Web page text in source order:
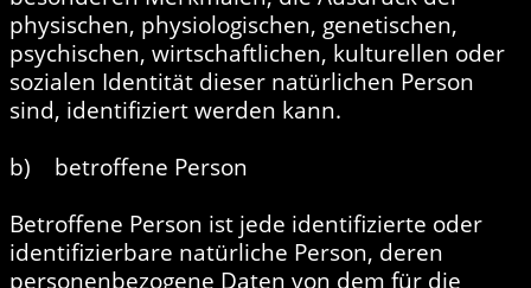
physischen, physiologischen, genetischen,
psychischen, wirtschaftlichen, kulturellen oder
sozialen Identität dieser natürlichen Person
sind, identifiziert werden kann.
b) betroffene Person
Betroffene Person ist jede identifizierte oder
identifizierbare natürliche Person, deren
personenbezogene Daten von dem für die